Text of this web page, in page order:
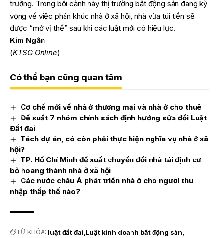
trường. Trong bối cảnh này thị trường bất động sản đang kỳ
vọng về việc phân khúc nhà ở xã hội, nhà vừa túi tiền sẽ
được “mở vị thế” sau khi các luật mới có hiệu lực.
Kim Ngân
(KTSG Online)
Có thể bạn cũng quan tâm
Cơ chế mới về nhà ở thương mại và nhà ở cho thuê
Đề xuất 7 nhóm chính sách định hướng sửa đổi Luật
Đất đai
Tách dự án, có còn phải thực hiện nghĩa vụ nhà ở xã
hội?
TP. Hồ Chí Minh đề xuất chuyển đổi nhà tái định cư
bỏ hoang thành nhà ở xã hội
Các nước châu Á phát triển nhà ở cho người thu
nhập thấp thế nào?
TỪ KHÓA: luật đất đai Luật kinh doanh bất động sản